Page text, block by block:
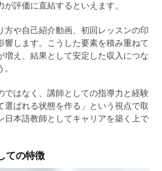
評価に直結するといえます。
方や自己紹介動画、初回レッスンの印
響します。こうした要素を積み重ねて
増え、結果として安定した収入につな
ではなく、講師としての指導力と経験
選ばれる状態を作る」という視点で取
日本語教師としてキャリアを築く上で
ての特徴